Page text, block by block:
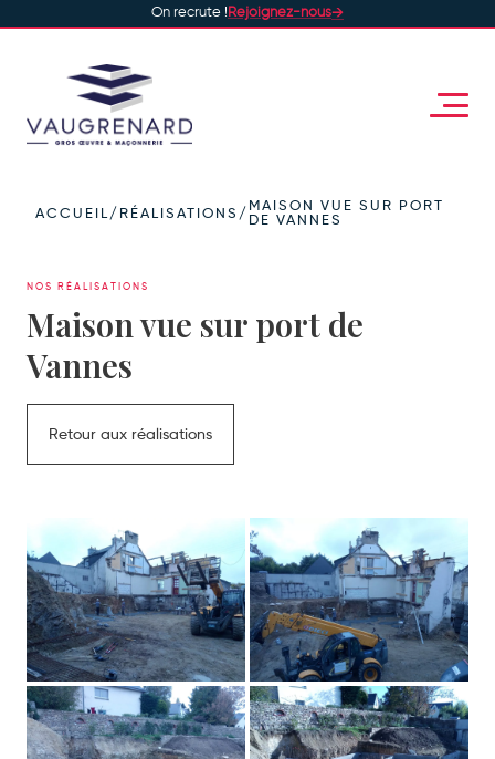
On recrute ! Rejoignez-nous
ACCUEIL/ RÉALISATIONS / MAISON VUE SUR PORT
DE VANNES
NOS RÉALISATIONS
Maison vue sur port de
Vannes
Retour aux réalisations